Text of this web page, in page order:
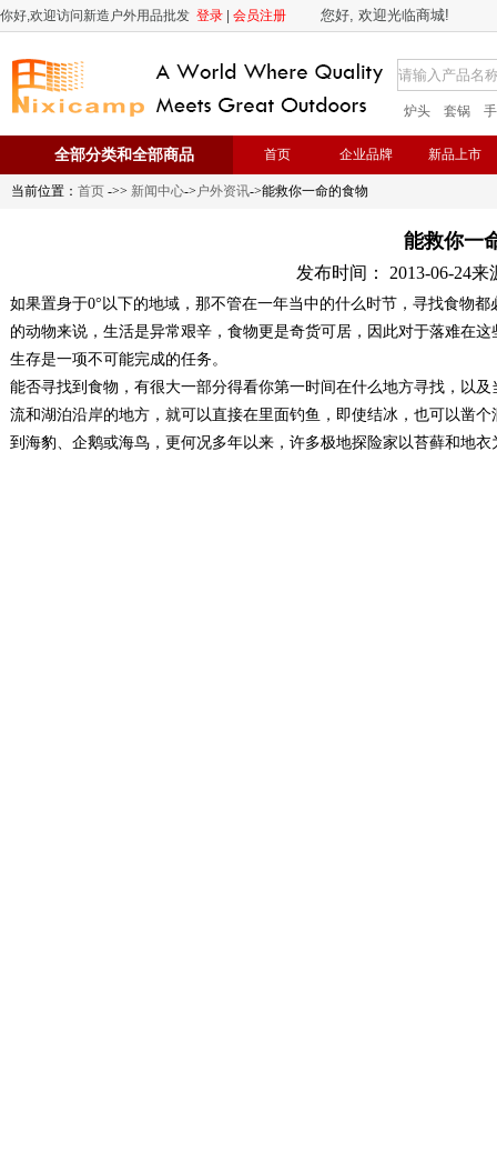
您好, 欢迎光临商城!
你好,欢迎访问新造户外用品批发 登录 会员注册
炉头 套锅
全部分类和全部商品 首页 企业品牌 新品上市
当前位置： 首页 ->> 新闻中心-> 户外资讯->能救你一命的食物
能救你一
发布时间： 2013-06-24来
如果置身于0°以下的地域，那不管在一年当中的什么时节，寻找食物
的动物来说，生活是异常艰辛，食物更是奇货可居，因此对于落难在
生存是一项不可能完成的任务。
能否寻找到食物，有很大一部分得看你第一时间在什么地方寻找，以
流和湖泊沿岸的地方，就可以直接在里面钓鱼，即使结冰，也可以凿
到海豹、企鹅或海鸟，更何况多年以来，许多极地探险家以苔藓和地衣